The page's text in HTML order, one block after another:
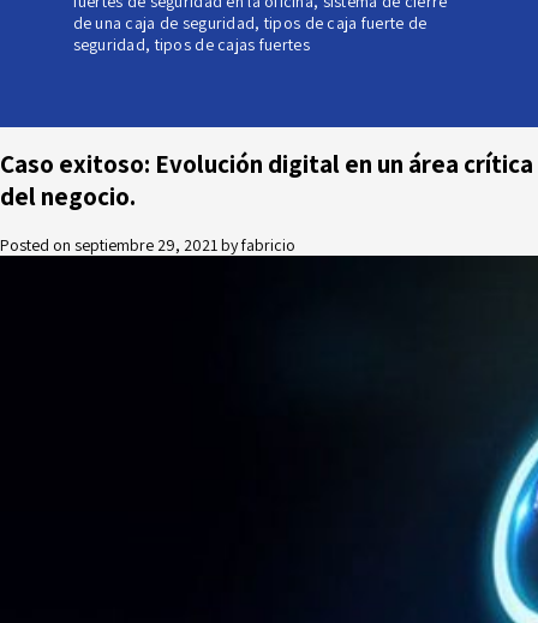
de una caja de seguridad,tipos de caja fuerte de
seguridad,tipos de cajas fuertes
Caso exitoso: Evolución digital en un área crítica
del negocio.
Posted on septiembre 29, 2021byfabricio